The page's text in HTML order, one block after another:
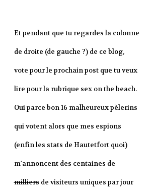
Et pendant que tu regardes la colonne
de droite (de gauche ?) de ce blog,
vote pour le prochain post que tu veux
lire pour la rubrique sex on the beach.
Oui parce bon 16 malheureux pèlerins
qui votent alors que mes espions
(enfin les stats de Hautetfort quoi)
m'annoncent des centainesde
milliersde visiteurs uniques par jour